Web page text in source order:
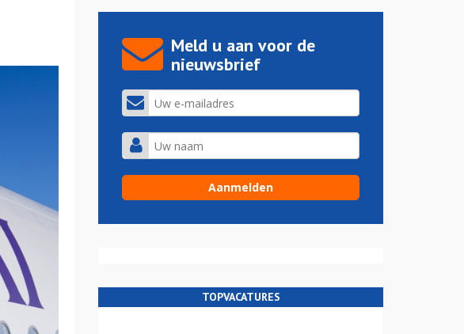
Meld u aan voor de
nieuwsbrief
TOPVACATURES